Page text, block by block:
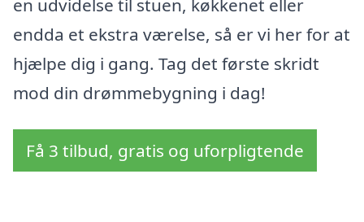
endda et ekstra værelse, så er vi her for at
hjælpe dig i gang. Tag det første skridt
mod din drømmebygning i dag!
Få 3 tilbud, gratis og uforpligtende